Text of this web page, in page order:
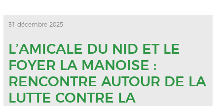
31 décembre 2025
L’AMICALE DU NID ET LE
FOYER LA MANOISE :
RENCONTRE AUTOUR DE LA
LUTTE CONTRE LA